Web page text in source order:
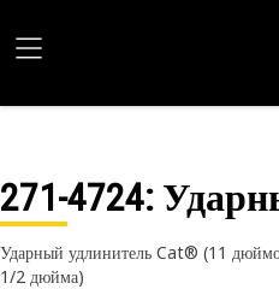
271-4724:
Ударный удлинитель Cat® (11
1/2 дюйма)